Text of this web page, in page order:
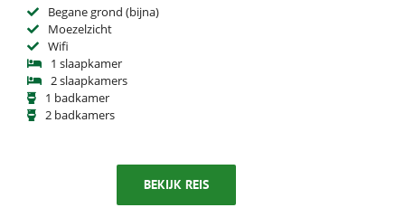
Begane grond (bijna)
Moezelzicht
Wifi
1 slaapkamer
2 slaapkamers
1 badkamer
2 badkamers
BEKIJK REIS